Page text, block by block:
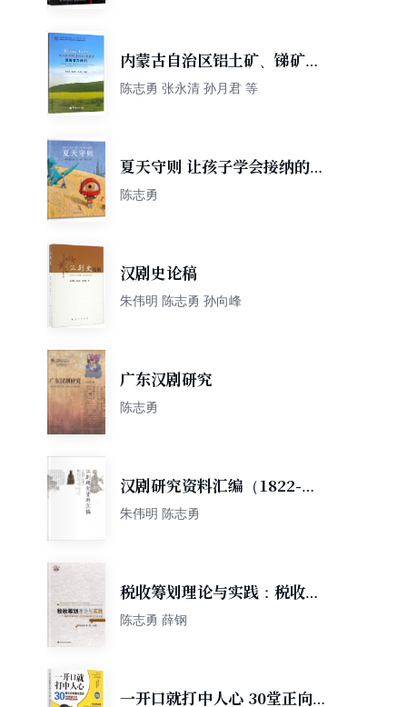
内蒙古自治区铝土矿、锑矿、
菱镁矿、重晶石资源潜力评价
陈志勇 张永清 孙月君 等
夏天守则 让孩子学会接纳的故
事绘本 3-6岁 蒲蒲兰绘本
陈志勇
汉剧史论稿
朱伟明 陈志勇 孙向峰
广东汉剧研究
陈志勇
汉剧研究资料汇编（1822-
1949）
朱伟明 陈志勇
税收筹划理论与实践：税收筹
划理论与实务国际研讨论文集
陈志勇 薛钢
一开口就打中人心 30堂正向